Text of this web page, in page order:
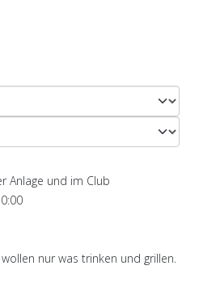
Anlage und im Club
nur was trinken und grillen.